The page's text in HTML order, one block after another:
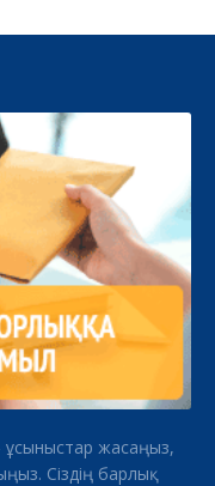
ұсыныстар жасаңыз,
Сіздің барлық